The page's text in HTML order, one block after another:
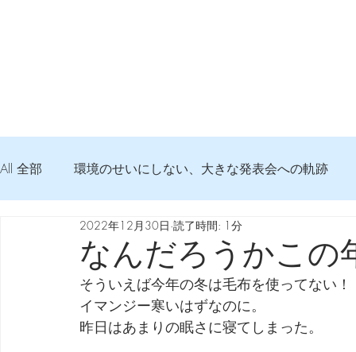
All 全部 環境のせいにしない、大きな発表会への軌跡
弦交換の記録 DTM 始める 知っておきたいコト
Imanjy Studio 使われているモノ 食べんじーの美味
なんだろうかこの
2022年12月30日 読了時間: 1分
そういえば今年の冬は毛布を使ってない！
イマンジー寒いはずなのに。
昨日はあまりの眠さに寝てしまった。